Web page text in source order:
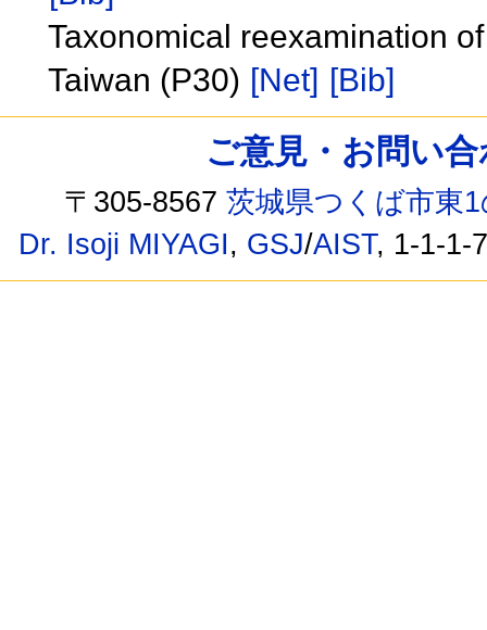
Taxonomical reexamination
Taiwan (P30) [Net] [Bib]
ご意見・お問い
〒305-8567茨城県つくば市東
Dr. Isoji MIYAGI, GSJ/AIST, 1-1-1-